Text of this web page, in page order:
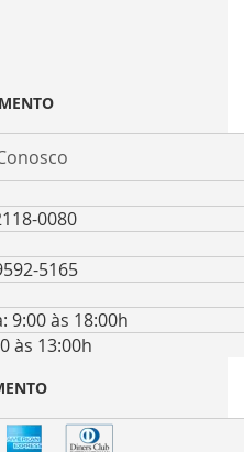
0080
5165
9:00 às 18:00h
às 13:00h